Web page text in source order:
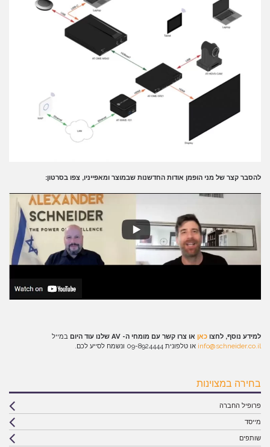
להסבר קצר של מני הופמן אודות החדשנות שבמוצר ומאפייניו, צפו בסרטון:
למידע נוסף, לחצו כאן או צרו קשר עם מומחי ה- AV שלנו עוד היום במייל
info@schneider.co.il או טלפונית 09-8924444 ונשמח לסייע לכם.
בחירה במצוינות
פרופיל החברה
מייסד
שותפים